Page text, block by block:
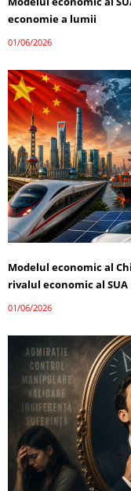
economie a lumii
01/06/2026
Modelul economic al
rivalul economic al SUA
01/06/2026